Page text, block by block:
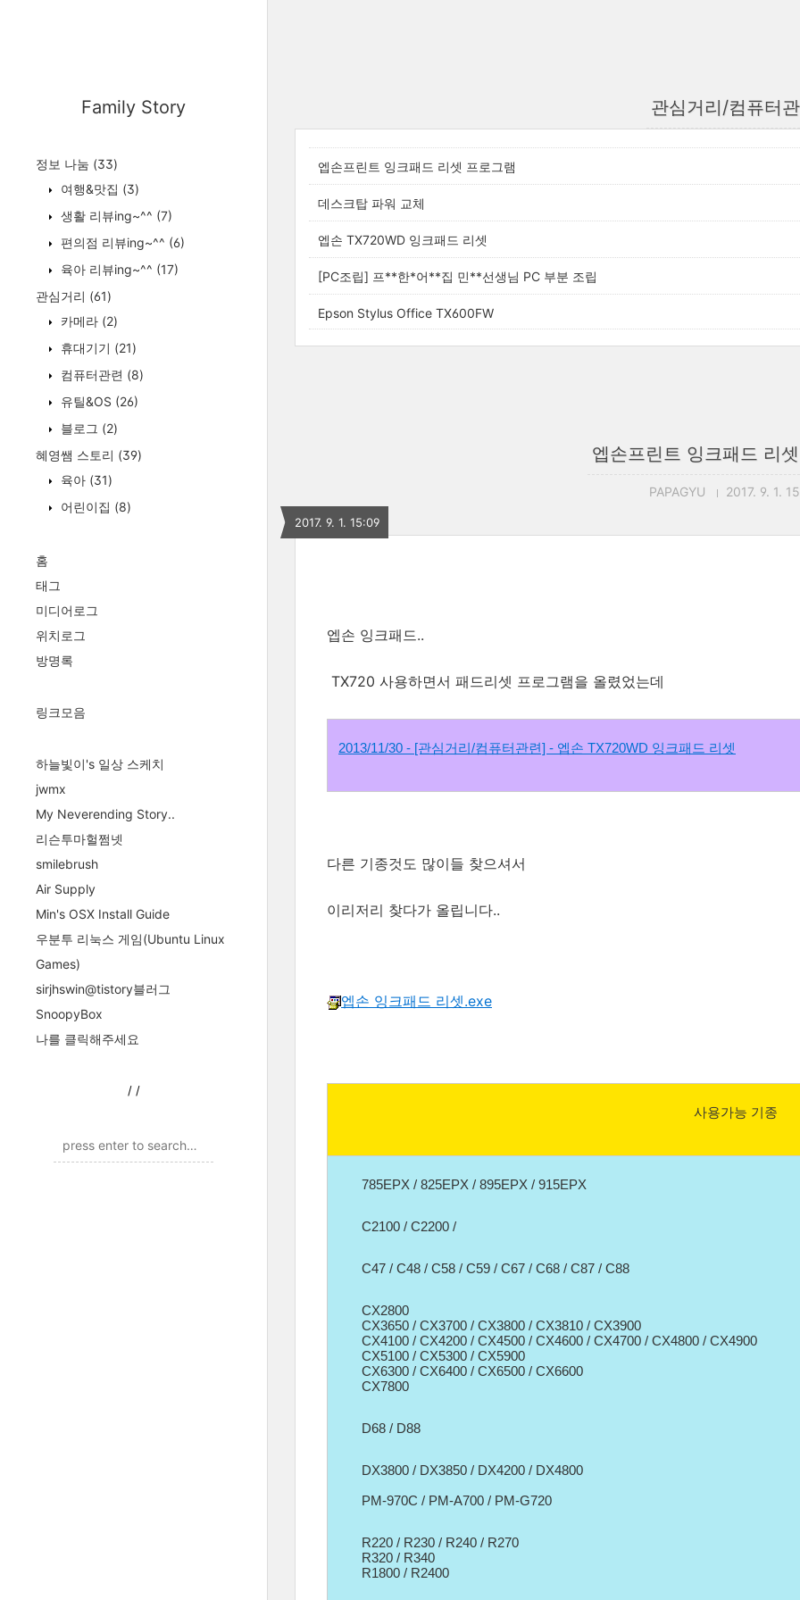
Family Story
정보 나눔 (33)
여행&맛집 (3)
생활 리뷰ing~^^ (7)
편의점 리뷰ing~^^ (6)
육아 리뷰ing~^^ (17)
관심거리 (61)
카메라 (2)
휴대기기 (21)
컴퓨터관련 (8)
유틸&OS (26)
블로그 (2)
혜영쌤 스토리 (39)
육아 (31)
어린이집 (8)
홈
태그
미디어로그
위치로그
방명록
링크모음
하늘빛이's 일상 스케치
jwmx
My Neverending Story..
리슨투마헐쩜넷
smilebrush
Air Supply
Min's OSX Install Guide
우분투 리눅스 게임(Ubuntu Linux
Games)
sirjhswin@tistory블러그
SnoopyBox
나를 클릭해주세요
/ /
관심거리/컴퓨터
엡손프린트 잉크패드 리셋 프로그램
데스크탑 파워 교체
엡손 TX720WD 잉크패드 리셋
[PC조립] 프**한*어**집 민**선생님 PC 부분 조립
Epson Stylus Office TX600FW
엡손프린트 잉크패드 리
PAPAGYU 2017. 9. 1.
2017. 9. 1. 15:09
엡손 잉크패드..
TX720 사용하면서 패드리셋 프로그램을 올렸었는데
2013/11/30 - [관심거리/컴퓨터관련] - 엡손 TX720WD 잉크패드 리셋
다른 기종것도 많이들 찾으셔서
이리저리 찾다가 올립니다..
엡손 잉크패드 리셋.exe
사용가능 기종
785EPX / 825EPX / 895EPX / 915EPX
C2100 / C2200 /
C47 / C48 / C58 / C59 / C67 / C68 / C87 / C88
CX2800
CX3650 / CX3700 / CX3800 / CX3810 / CX3900
CX4100 / CX4200 / CX4500 / CX4600 / CX4700 / CX4800 / CX4900
CX5100 / CX5300 / CX5900
CX6300 / CX6400 / CX6500 / CX6600
CX7800
D68 / D88
DX3800 / DX3850 / DX4200 / DX4800
PM-970C / PM-A700 / PM-G720
R220 / R230 / R240 / R270
R320 / R340
R1800 / R2400